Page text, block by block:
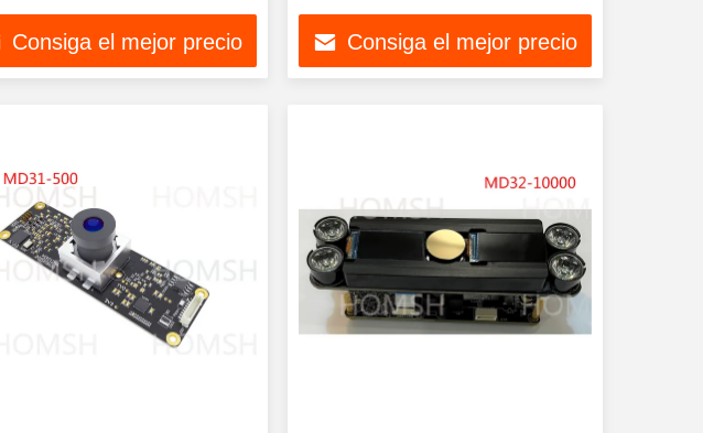
Consiga el mejor precio
400 mm
Consiga el mejor precio